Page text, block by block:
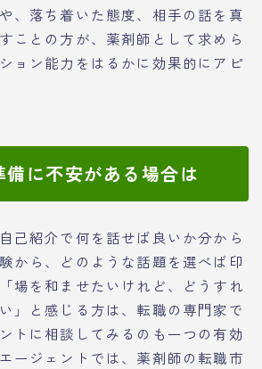
、落ち着いた態度、相手の話を真
ことの方が、薬剤師として求めら
ョン能力をはるかに効果的にアピ
備に不安がある場合は
己紹介で何を話せば良いか分から
から、どのような話題を選べば印
場を和ませたいけれど、どうすれ
」と感じる方は、転職の専門家で
トに相談してみるのも一つの有効
ージェントでは、薬剤師の転職市